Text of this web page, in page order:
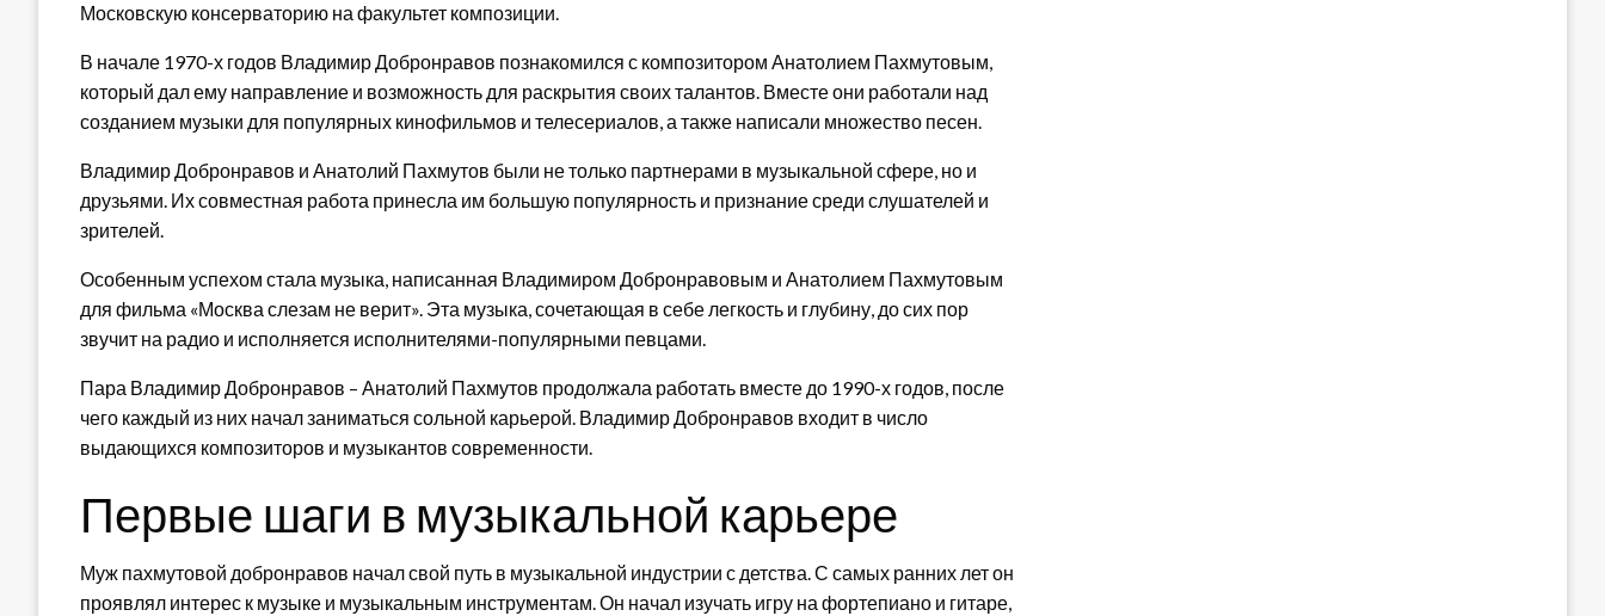
Московскую консерваторию на факультет композиции.
В начале 1970-х годов Владимир Добронравов познакомился с композитором Анатолием Пахмутовым,
который дал ему направление и возможность для раскрытия своих талантов. Вместе они работали над
созданием музыки для популярных кинофильмов и телесериалов, а также написали множество песен.
Владимир Добронравов и Анатолий Пахмутов были не только партнерами в музыкальной сфере, но и
друзьями. Их совместная работа принесла им большую популярность и признание среди слушателей и
зрителей.
Особенным успехом стала музыка, написанная Владимиром Добронравовым и Анатолием Пахмутовым
для фильма «Москва слезам не верит». Эта музыка, сочетающая в себе легкость и глубину, до сих пор
звучит на радио и исполняется исполнителями-популярными певцами.
Пара Владимир Добронравов – Анатолий Пахмутов продолжала работать вместе до 1990-х годов, после
чего каждый из них начал заниматься сольной карьерой. Владимир Добронравов входит в число
выдающихся композиторов и музыкантов современности.
Первые шаги в музыкальной карьере
Муж пахмутовой добронравов начал свой путь в музыкальной индустрии с детства. С самых ранних лет он
проявлял интерес к музыке и музыкальным инструментам. Он начал изучать игру на фортепиано и гитаре,